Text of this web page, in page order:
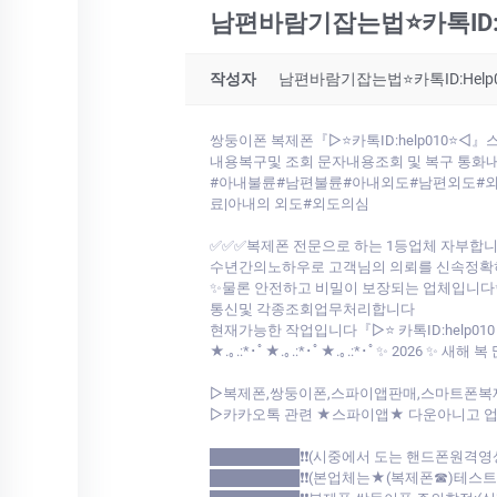
남편바람기잡는법⭐카톡
작성자 남편바람기잡는법⭐카톡
쌍둥이폰 복제폰『▷⭐카톡ID:help010⭐◁』
내용복구및 조회 문자내용조회 및 복구 통화
#아내불륜#남편불륜#아내외도#남편외도#
료|아내의 외도#외도의심
✅✅✅복제폰 전문으로 하는 1등업체 자부합
수년간의노하우로 고객님의 의뢰를 신속정
✨물론 안전하고 비밀이 보장되는 업체입니다
통신및 각종조회업무처리합니다
현재가능한 작업입니다『▷⭐ 카톡ID:help010
★.｡.:*･ﾟ★.｡.:*･ﾟ★.｡.:*･ﾟ✨ 2026 ✨ 새해 복
▷복제폰,쌍둥이폰,스파이앱판매,스마트폰
▷카카오톡 관련 ★스파이앱★ 다운아니고
█████████❗❗(시중에서 도는 핸드폰원격
█████████❗❗(본업체는★(복제폰☎)테스